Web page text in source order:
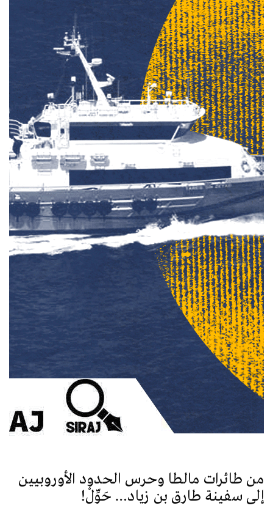
من طائرات مالطا وحرس الحدود الأوروبيين
إلى سفينة طارق بن زياد… حَوِّلْ!